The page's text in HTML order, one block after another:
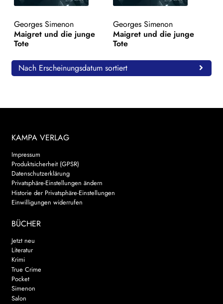
Georges Simenon
Maigret und die junge
Tote
Georges Simenon
Maigret und die junge
Tote
Nach Erscheinungsdatum sortiert
KAMPA VERLAG
Impressum
Produktsicherheit (GPSR)
Datenschutzerklärung
Privatsphäre-Einstellungen ändern
Historie der Privatsphäre-Einstellungen
Einwilligungen widerrufen
BÜCHER
Jetzt neu
Literatur
Krimi
True Crime
Pocket
Simenon
Salon